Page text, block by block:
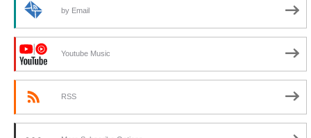
by Email
Youtube Music
RSS